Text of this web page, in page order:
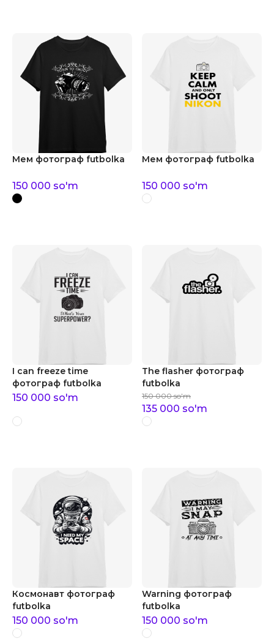
Мем фотограф futbolka
150 000 so'm
Мем фотограф futbolka
150 000 so'm
I can freeze time
фотограф futbolka
150 000 so'm
The flasher фотограф
futbolka
150 000 so'm
135 000 so'm
Космонавт фотограф
futbolka
150 000 so'm
Warning фотограф
futbolka
150 000 so'm